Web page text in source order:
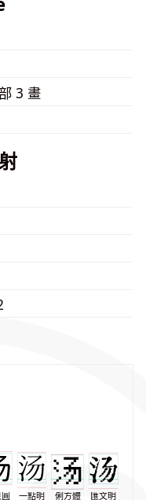
3 畫
一點明 俐方體 匯文明